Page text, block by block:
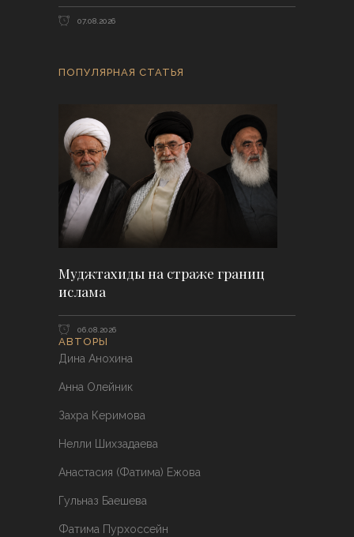
07.08.2026
ПОПУЛЯРНАЯ СТАТЬЯ
Муджтахиды на страже границ
ислама
06.08.2026
АВТОРЫ
Дина Анохина
Анна Олейник
Захра Керимова
Нелли Шихзадаева
Анастасия (Фатима) Ежова
Гульназ Баешева
Фатима Пурхоссейн